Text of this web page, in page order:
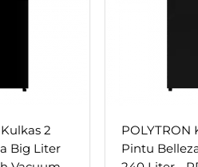
2
Big Liter
POLYTRON
Pintu